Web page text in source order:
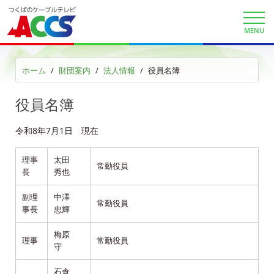
MENU
ホーム 財団案内 法人情報 役員名簿
役員名簿
令和8年7月1日 現在
理事
長
太田
秀也
常勤役員
副理
事長
中澤
忠輝
常勤役員
理事
梅原
守
常勤役員
石倉
お問合せ
ＡＣＣＳ40年のあゆみ
法人情報
ＡＣＣＳ番組基準
放送番組審議会議事録